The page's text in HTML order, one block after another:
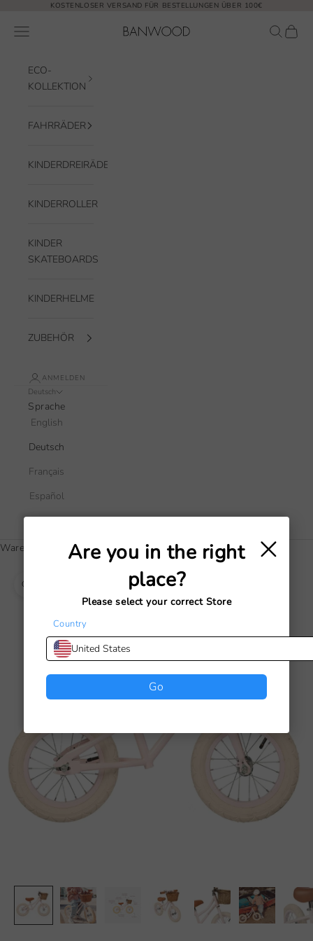
Zum Inhalt springenKOSTENLOSER VERSAND FÜR BESTELLUNGEN ÜBER 100€
Banwood EUR
Navigationsmenü öffnen Suche
ECO-
KOLLEKTION
FAHRRÄDER
KINDERDREIRÄDER
KINDERROLLER
KINDER
SKATEBOARDS
KINDERHELME
ZUBEHÖR
ANMELDEN
Deutsch
Sprache
English
Deutsch
Français
Español
Italiano
Warenkorb
Dein Warenkorb ist leer
×
Are you in the right
place?
Please select your correct Store
Country
United States
Go